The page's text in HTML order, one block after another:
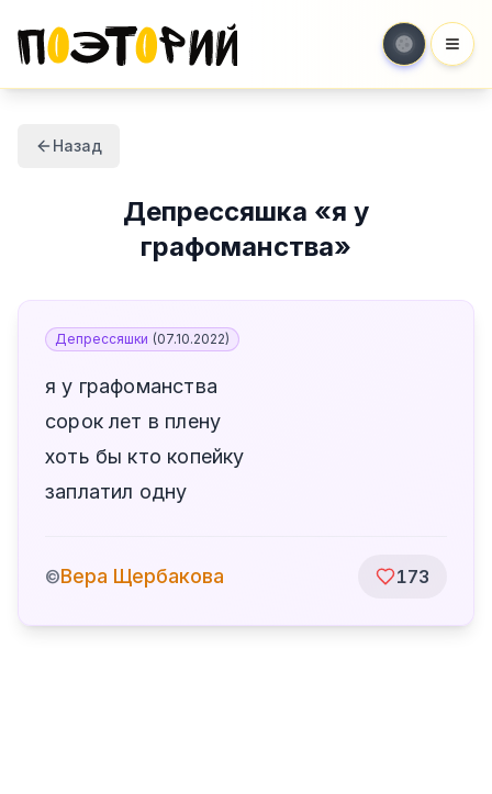
Назад
Депрессяшка «я у
графоманства»
Депрессяшки (07.10.2022)
я у графоманства
сорок лет в плену
хоть бы кто копейку
заплатил одну
©Вера Щербакова 173